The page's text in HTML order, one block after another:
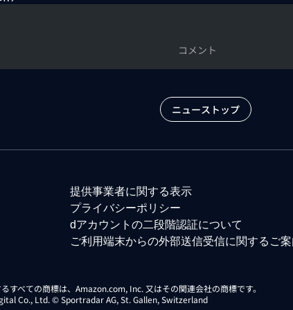
コメント
ニューストップ
提供事業者に関する表示
プライバシーポリシー
dアカウントの二段階認証について
ご利用端末からの外部送信受信に関するご
べての商標は、Amazon.com, Inc. 又はその関連会社の商標です。
Co., Ltd. © Sportradar AG, St. Gallen, Switzerland